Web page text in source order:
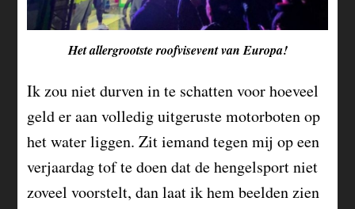
Het allergrootste roofvisevent van Europa!
Ik zou niet durven in te schatten voor hoeveel
geld er aan volledig uitgeruste motorboten op
het water liggen. Zit iemand tegen mij op een
verjaardag tof te doen dat de hengelsport niet
zoveel voorstelt, dan laat ik hem beelden zien